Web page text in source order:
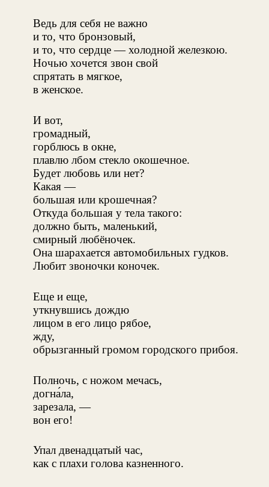
Ведь для себя не важно
и то, что бронзовый,
и то, что сердце — холодной железкою.
Ночью хочется звон свой
спрятать в мягкое,
в женское.
И вот,
громадный,
горблюсь в окне,
плавлю лбом стекло окошечное.
Будет любовь или нет?
Какая —
большая или крошечная?
Откуда большая у тела такого:
должно быть, маленький,
смирный любёночек.
Она шарахается автомобильных гудков.
Любит звоночки коночек.
Еще и еще,
уткнувшись дождю
лицом в его лицо рябое,
жду,
обрызганный громом городского прибоя.
Полночь, с ножом мечась,
догна́ла,
зарезала, —
вон его!
Упал двенадцатый час,
как с плахи голова казненного.